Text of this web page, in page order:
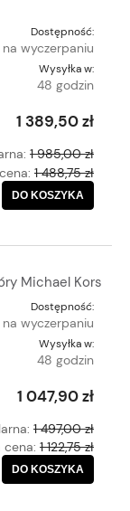
Dostępność:
na wyczerpaniu
Wysyłka w:
48 godzin
1 389,50 zł
1 985,00 zł
1 488,75 zł
DO KOSZYKA
Michael Kors
Dostępność:
na wyczerpaniu
Wysyłka w:
48 godzin
1 047,90 zł
1 497,00 zł
cena: 1 122,75 zł
DO KOSZYKA